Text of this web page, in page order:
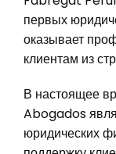
первых
оказывает
клиентам из
В настоящее
Abogados
юридических